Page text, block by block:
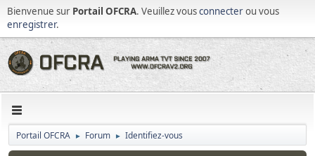
Bienvenue sur Portail OFCRA. Veuillez vousconnecterou vous
enregistrer.
Portail OFCRA ► Forum ► Identifiez-vous